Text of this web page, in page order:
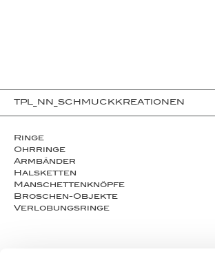
TPL_NN_SCHMUCKKREATIONEN
Ringe
Ohrringe
Armbänder
Halsketten
Man­schet­ten­­knöpfe
Broschen-Objekte
Ver­lo­bungs­­ringe